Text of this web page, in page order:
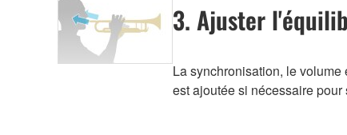
3. Ajuster
La synchronisation, le
est ajoutée si nécessaire